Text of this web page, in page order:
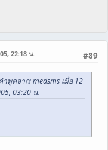
#89
22:18 น.
ำพูดจาก: medsms เมื่อ 12
03:20 น.